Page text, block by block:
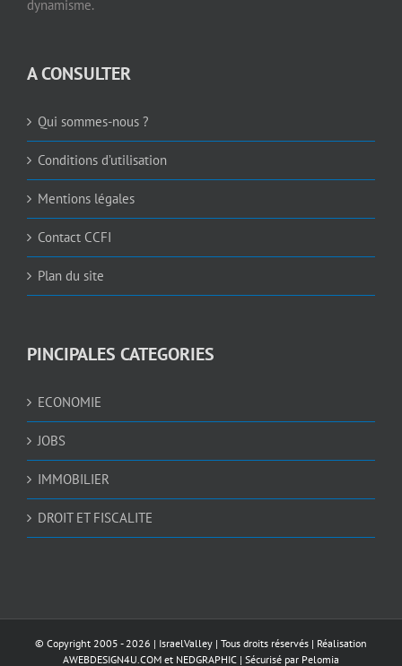
dynamisme.
A CONSULTER
Qui sommes-nous ?
Conditions d’utilisation
Mentions légales
Contact CCFI
Plan du site
PINCIPALES CATEGORIES
ECONOMIE
JOBS
IMMOBILIER
DROIT ET FISCALITE
© Copyright 2005 - 2026 | IsraelValley | Tous droits réservés | Réalisation
AWEBDESIGN4U.COM et NEDGRAPHIC | Sécurisé par Pelomia